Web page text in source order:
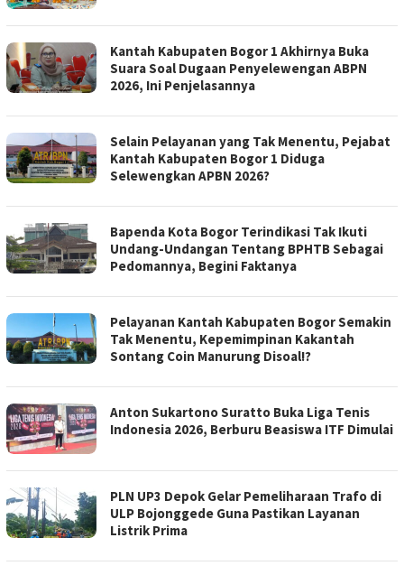
Kantah Kabupaten Bogor 1 Akhirnya Buka
Suara Soal Dugaan Penyelewengan ABPN
2026, Ini Penjelasannya
Selain Pelayanan yang Tak Menentu, Pejabat
Kantah Kabupaten Bogor 1 Diduga
Selewengkan APBN 2026?
Bapenda Kota Bogor Terindikasi Tak Ikuti
Undang-Undangan Tentang BPHTB Sebagai
Pedomannya, Begini Faktanya
Pelayanan Kantah Kabupaten Bogor Semakin
Tak Menentu, Kepemimpinan Kakantah
Sontang Coin Manurung Disoal!?
Anton Sukartono Suratto Buka Liga Tenis
Indonesia 2026, Berburu Beasiswa ITF Dimulai
PLN UP3 Depok Gelar Pemeliharaan Trafo di
ULP Bojonggede Guna Pastikan Layanan
Listrik Prima